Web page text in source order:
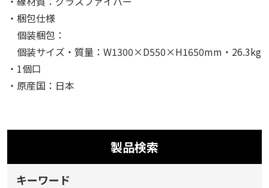
・梱包仕様
個装梱包：
個装サイズ・質量：W1300×D550×H1650mm・26.3kg
・1個口
・原産国：日本
製品検索
キーワード